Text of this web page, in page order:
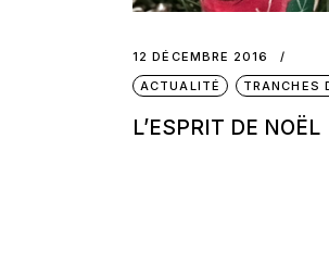
12 DÉCEMBRE 2016
ACTUALITÉ
TRANCHES
L’ESPRIT DE NOËL